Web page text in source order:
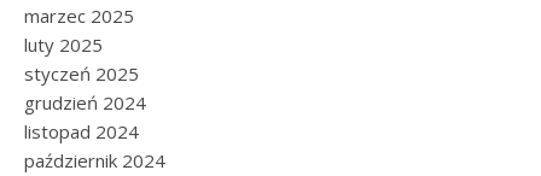
marzec 2025
luty 2025
styczeń 2025
grudzień 2024
listopad 2024
październik 2024